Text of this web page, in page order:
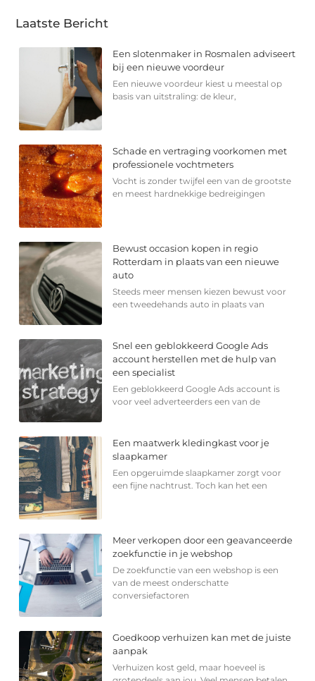
Laatste Bericht
Een slotenmaker in Rosmalen adviseert
bij een nieuwe voordeur
Een nieuwe voordeur kiest u meestal op
basis van uitstraling: de kleur,
Schade en vertraging voorkomen met
professionele vochtmeters
Vocht is zonder twijfel een van de grootste
en meest hardnekkige bedreigingen
Bewust occasion kopen in regio
Rotterdam in plaats van een nieuwe
auto
Steeds meer mensen kiezen bewust voor
een tweedehands auto in plaats van
Snel een geblokkeerd Google Ads
account herstellen met de hulp van
een specialist
Een geblokkeerd Google Ads account is
voor veel adverteerders een van de
Een maatwerk kledingkast voor je
slaapkamer
Een opgeruimde slaapkamer zorgt voor
een fijne nachtrust. Toch kan het een
Meer verkopen door een geavanceerde
zoekfunctie in je webshop
De zoekfunctie van een webshop is een
van de meest onderschatte
conversiefactoren
Goedkoop verhuizen kan met de juiste
aanpak
Verhuizen kost geld, maar hoeveel is